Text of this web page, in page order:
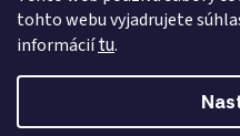
tohto webu vyjadrujete
informáciítu.
Facebook